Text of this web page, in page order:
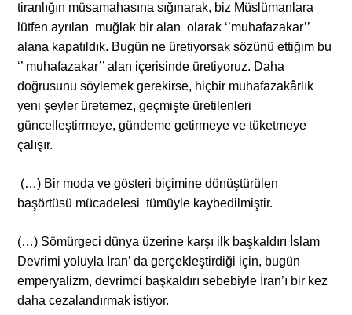
tiranlığın müsamahasına sığınarak, biz Müslümanlara
lütfen ayrılan muğlak bir alan olarak ‘’muhafazakar’’
alana kapatıldık. Bugün ne üretiyorsak sözünü ettiğim bu
‘’ muhafazakar’’ alan içerisinde üretiyoruz. Daha
doğrusunu söylemek gerekirse, hiçbir muhafazakârlık
yeni şeyler üretemez, geçmişte üretilenleri
güncelleştirmeye, gündeme getirmeye ve tüketmeye
çalışır.
(…) Bir moda ve gösteri biçimine dönüştürülen
başörtüsü mücadelesi tümüyle kaybedilmiştir.
(…) Sömürgeci dünya üzerine karşı ilk başkaldırı İslam
Devrimi yoluyla İran’ da gerçekleştirdiği için, bugün
emperyalizm, devrimci başkaldırı sebebiyle İran’ı bir kez
daha cezalandırmak istiyor.